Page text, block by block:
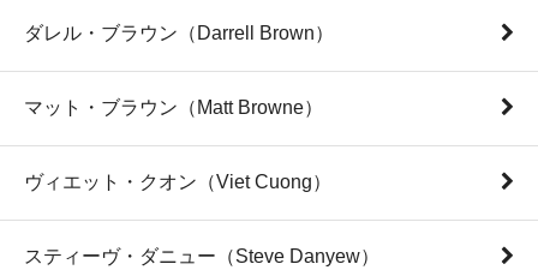
ダレル・ブラウン（Darrell Brown）
マット・ブラウン（Matt Browne）
ヴィエット・クオン（Viet Cuong）
スティーヴ・ダニュー（Steve Danyew）